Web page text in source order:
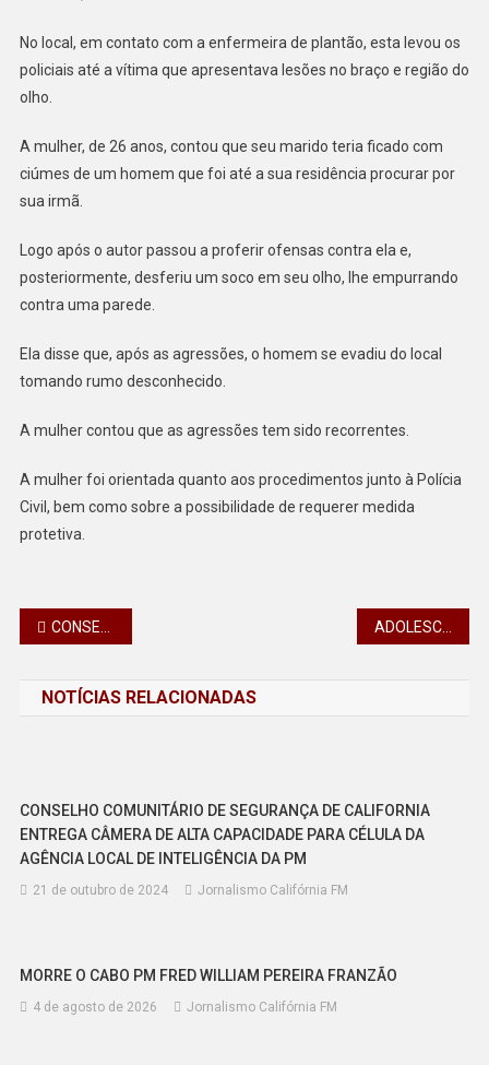
APÓS
No local, em contato com a enfermeira de plantão, esta levou os
policiais até a vítima que apresentava lesões no braço e região do
olho.
A mulher, de 26 anos, contou que seu marido teria ficado com
ciúmes de um homem que foi até a sua residência procurar por
sua irmã.
Logo após o autor passou a proferir ofensas contra ela e,
posteriormente, desferiu um soco em seu olho, lhe empurrando
contra uma parede.
Ela disse que, após as agressões, o homem se evadiu do local
tomando rumo desconhecido.
A mulher contou que as agressões tem sido recorrentes.
A mulher foi orientada quanto aos procedimentos junto à Polícia
Civil, bem como sobre a possibilidade de requerer medida
protetiva.
Navegação
Post
CONSEG DE CALIFÓRNIA DISCUTE A PERTURBAÇÃO DO SOSSEGO NO MUNICÍPIO
NOTÍCIAS RELACIONADAS
CONSELHO COMUNITÁRIO DE SEGURANÇA DE CALIFORNIA
ENTREGA CÂMERA DE ALTA CAPACIDADE PARA CÉLULA DA
AGÊNCIA LOCAL DE INTELIGÊNCIA DA PM
21 de outubro de 2024 Jornalismo Califórnia FM
MORRE O CABO PM FRED WILLIAM PEREIRA FRANZÃO
4 de agosto de 2026 Jornalismo Califórnia FM